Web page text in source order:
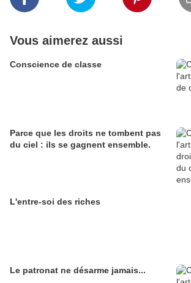
Vous aimerez aussi
Conscience de classe
Parce que les droits ne tombent pas
du ciel : ils se gagnent ensemble.
L'entre-soi des riches
Le patronat ne désarme jamais...